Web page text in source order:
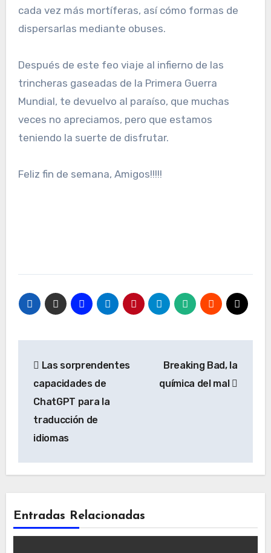
cada vez más mortíferas, así cómo formas de
dispersarlas mediante obuses.
Después de este feo viaje al infierno de las
trincheras gaseadas de la Primera Guerra
Mundial, te devuelvo al paraíso, que muchas
veces no apreciamos, pero que estamos
teniendo la suerte de disfrutar.
Feliz fin de semana, Amigos!!!!!
de
entradas
Las sorprendentes
capacidades de
ChatGPT para la
traducción de
idiomas
Breaking Bad, la
química del mal
Entradas Relacionadas